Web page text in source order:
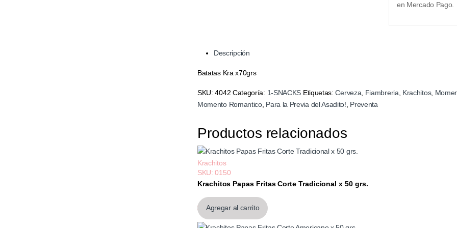
en Mercado Pago.
Descripción
Batatas Kra x70grs
SKU:4042 Categoría: 1-SNACKS Etiquetas:Cerveza Fiambreria Krachitos,
Momento Romantico, Para la Previa del Asadito! Preventa
Productos relacionados
Krachitos
SKU: 0150
Krachitos Papas Fritas Corte Tradicional x 50 grs.
$1.205,30
Agregar al carrito